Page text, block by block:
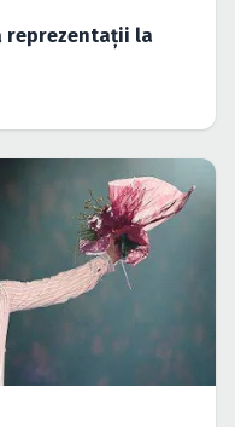
reprezentaţii la